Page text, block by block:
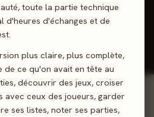
toute la partie technique
d'heures d'échanges et de
plus claire, plus complète,
ce qu'on avait en tête au
découvrir des jeux, croiser
avec ceux des joueurs, garder
ses listes, noter ses parties,
de jouer Wishlist